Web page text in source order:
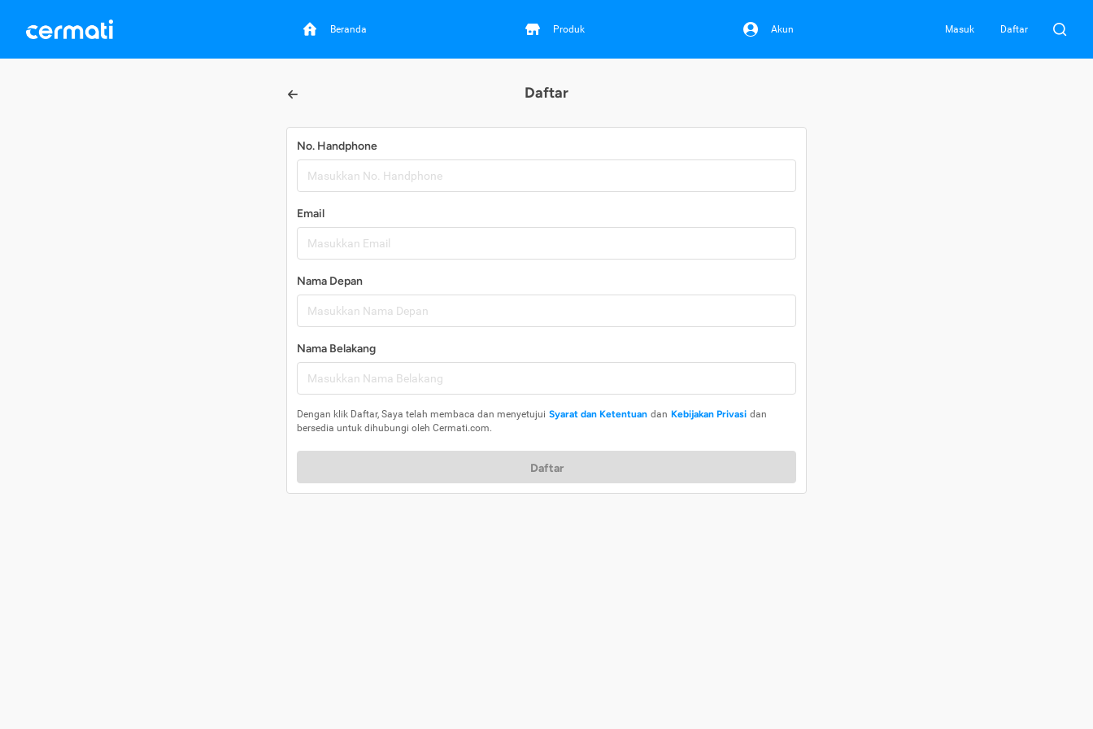
Beranda Produk Akun Masuk Daftar
Daftar
No. Handphone
Email
Nama Depan
Nama Belakang
Dengan klik Daftar, Saya telah membaca dan menyetujui Syarat dan Ketentuan dan Kebijakan Privasi dan
bersedia untuk dihubungi oleh Cermati.com.
Daftar